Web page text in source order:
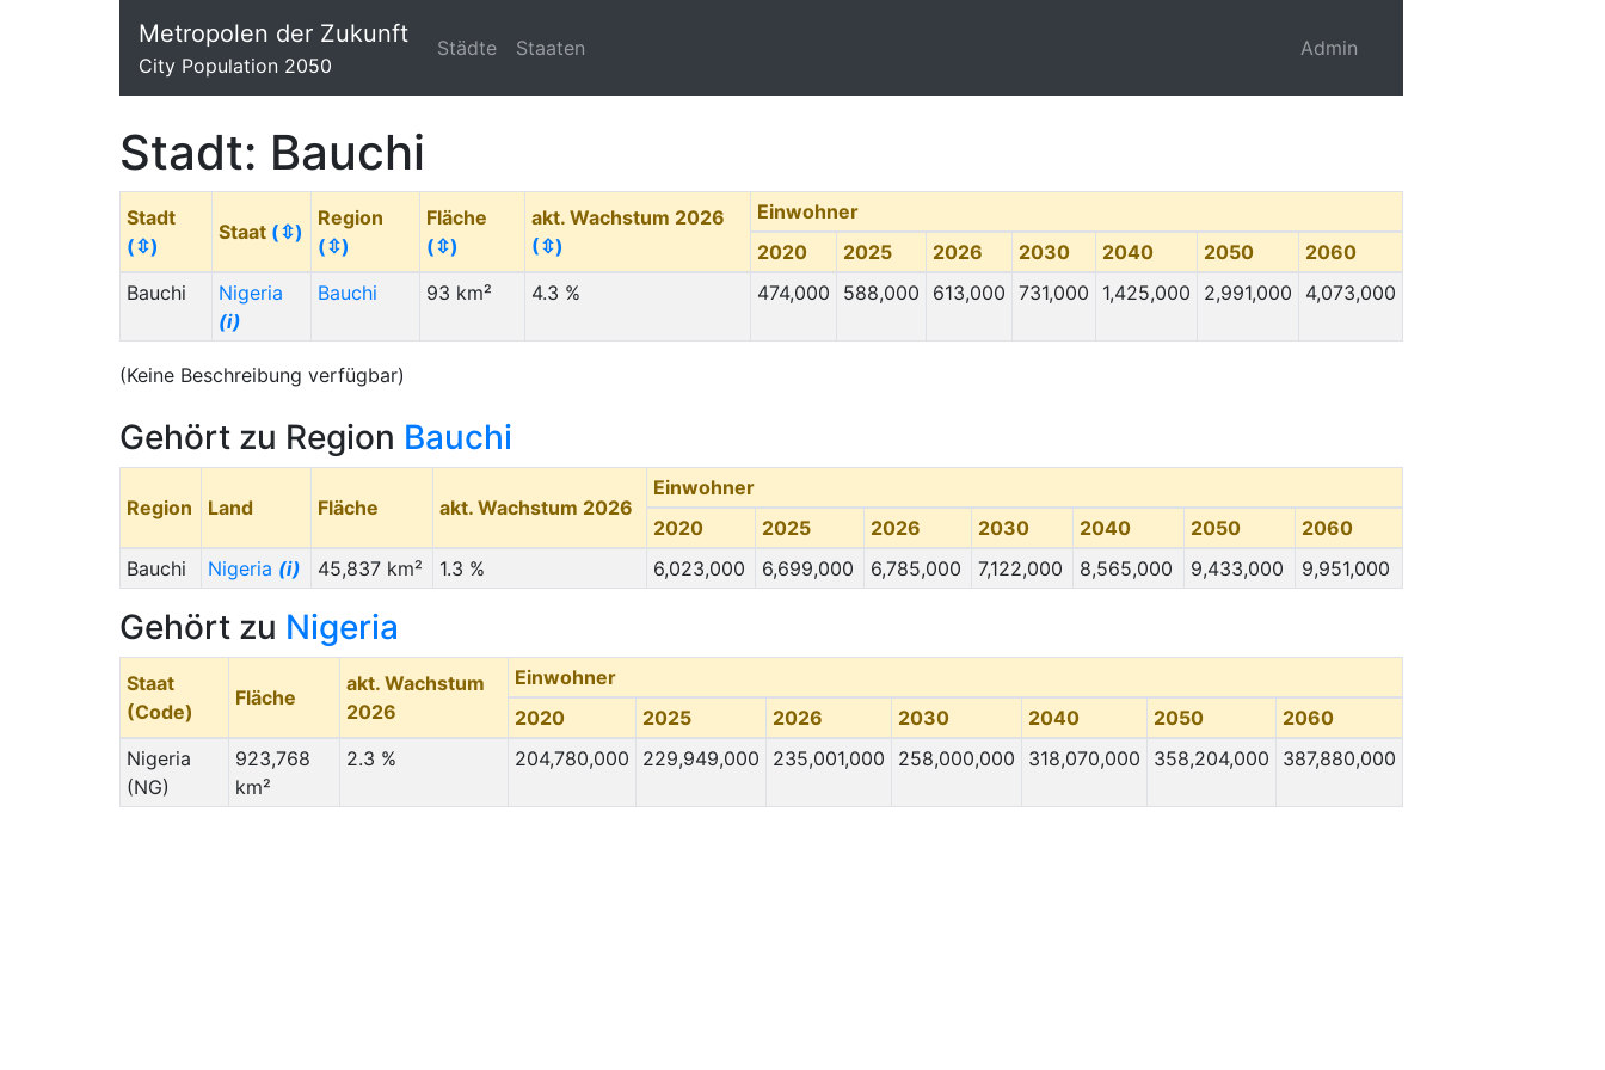
Metropolen der Zukunft
City Population 2050
Städte Staaten Admin
Stadt: Bauchi
Stadt
(⇳)
Staat (⇳)
Region
(⇳)
Fläche
(⇳)
akt. Wachstum 2026
(⇳)
Einwohner
2020
2025 2026 2030 2040 2050
2060
Bauchi
Nigeria
(i)
Bauchi 93 km² 4.3 % 474,000 588,000 613,000 731,000 1,425,000 2,991,000 4,073,000
(Keine Beschreibung verfügbar)
Gehört zu Region Bauchi
Region Land Fläche akt. Wachstum 2026
Einwohner
2020
2025 2026 2030 2040 2050
2060
Bauchi
Nigeria (i) 45,837 km² 1.3 % 6,023,000 6,699,000 6,785,000 7,122,000 8,565,000 9,433,000 9,951,000
Gehört zu Nigeria
Staat
(Code)
Fläche
akt. Wachstum
2026
Einwohner
2020
2025 2026 2030 2040 2050
2060
Nigeria
(NG)
923,768
km²
2.3 % 204,780,000 229,949,000 235,001,000 258,000,000 318,070,000 358,204,000 387,880,000